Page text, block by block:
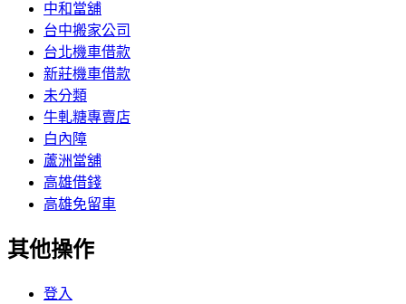
中和當舖
台中搬家公司
台北機車借款
新莊機車借款
未分類
牛軋糖專賣店
白內障
蘆洲當舖
高雄借錢
高雄免留車
其他操作
登入